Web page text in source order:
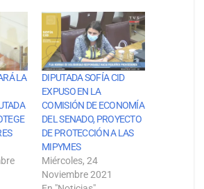
LA
DIPUTADA SOFÍA CID
EXPUSO EN LA
COMISIÓN DE ECONOMÍA
DEL SENADO, PROYECTO
DE PROTECCIÓN A LAS
MIPYMES
Miércoles, 24
Noviembre 2021